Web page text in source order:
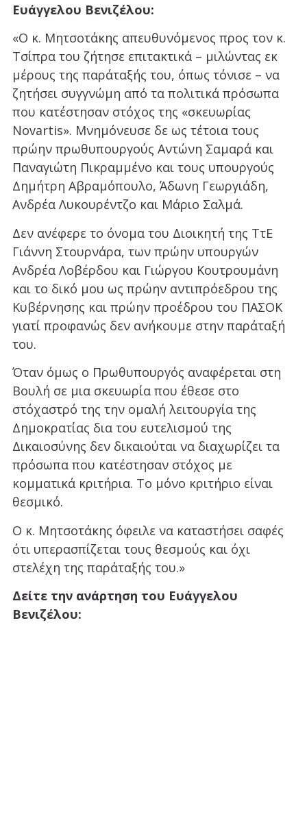
Ευάγγελου Βενιζέλου:
«Ο κ. Μητσοτάκης απευθυνόμενος προς τον κ.
Τσίπρα του ζήτησε επιτακτικά – μιλώντας εκ
μέρους της παράταξής του, όπως τόνισε – να
ζητήσει συγγνώμη από τα πολιτικά πρόσωπα
που κατέστησαν στόχος της «σκευωρίας
Novartis». Μνημόνευσε δε ως τέτοια τους
πρώην πρωθυπουργούς Αντώνη Σαμαρά και
Παναγιώτη Πικραμμένο και τους υπουργούς
Δημήτρη Αβραμόπουλο, Άδωνη Γεωργιάδη,
Ανδρέα Λυκουρέντζο και Μάριο Σαλμά.
Δεν ανέφερε το όνομα του Διοικητή της ΤτΕ
Γιάννη Στουρνάρα, των πρώην υπουργών
Ανδρέα Λοβέρδου και Γιώργου Κουτρουμάνη
και το δικό μου ως πρώην αντιπρόεδρου της
Κυβέρνησης και πρώην προέδρου του ΠΑΣΟΚ
γιατί προφανώς δεν ανήκουμε στην παράταξή
του.
Όταν όμως ο Πρωθυπουργός αναφέρεται στη
Βουλή σε μια σκευωρία που έθεσε στο
στόχαστρό της την ομαλή λειτουργία της
Δημοκρατίας δια του ευτελισμού της
Δικαιοσύνης δεν δικαιούται να διαχωρίζει τα
πρόσωπα που κατέστησαν στόχος με
κομματικά κριτήρια. Το μόνο κριτήριο είναι
θεσμικό.
Ο κ. Μητσοτάκης όφειλε να καταστήσει σαφές
ότι υπερασπίζεται τους θεσμούς και όχι
στελέχη της παράταξής του.»
Δείτε την ανάρτηση του Ευάγγελου
Βενιζέλου: